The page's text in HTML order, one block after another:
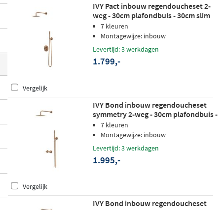
IVY Pact inbouw regendoucheset 2-
weg - 30cm plafondbuis - 30cm slim
hoofddouche rond - wandhouder -
satin spray handdouche - geborsteld
mat koper pvd
7 kleuren
Montagewijze: inbouw
Levertijd: 3 werkdagen
1.799,-
Vergelijk
IVY Bond inbouw regendoucheset
symmetry 2-weg - 30cm plafondbuis -
30cm medium hoofddouche -
wandhouder - staafhanddouche -
geborsteld mat koper pvd
7 kleuren
Montagewijze: inbouw
Levertijd: 3 werkdagen
1.995,-
Vergelijk
IVY Bond inbouw regendoucheset